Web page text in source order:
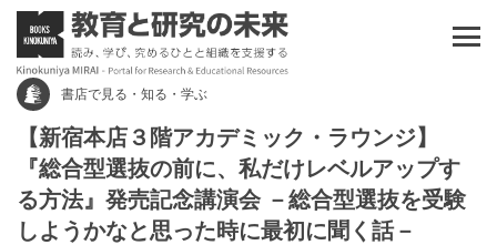
書店で見る・知る・学ぶ
【新宿本店３階アカデミック・ラウンジ】
『総合型選抜の前に、私だけレベルアップす
る方法』発売記念講演会 －総合型選抜を受験
しようかなと思った時に最初に聞く話－